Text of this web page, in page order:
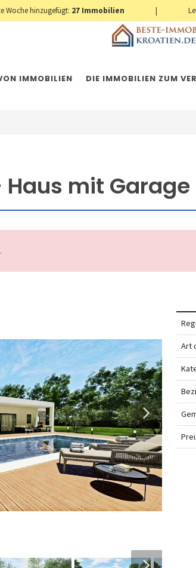
Woche hinzugefügt: 27 Immobilien |
IMMOBILIEN DIE IMMOBILIEN ZUM
- Haus mit
.
Art